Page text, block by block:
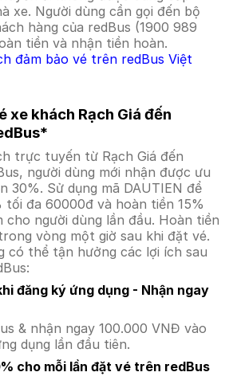
xe. Người dùng cần gọi đến bộ
hàng của redBus (1900 989
tiền và nhận tiền hoàn.
đảm bảo vé trên redBus Việt
xe khách Rạch Giá đến
trực tuyến từ Rạch Giá đến
người dùng mới nhận được ưu
30%. Sử dụng mã DAUTIEN để
tối đa 60000đ và hoàn tiền 15%
cho người dùng lần đầu. Hoàn tiền
vòng một giờ sau khi đặt vé.
có thể tận hưởng các lợi ích sau
đăng ký ứng dụng - Nhận ngay
& nhận ngay 100.000 VNĐ vào
dụng lần đầu tiên.
cho mỗi lần đặt vé trên redBus